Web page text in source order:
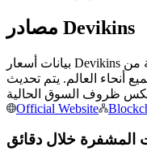
نسخ التداول
أفضل المتداولين
مصادر Devikins
بيانات أسعار Devikins مقدمة من CoinMarketCap ومجمعة من
أنحاء العالم. يتم تحديث
Official Website
المشفرة خلال دقائق